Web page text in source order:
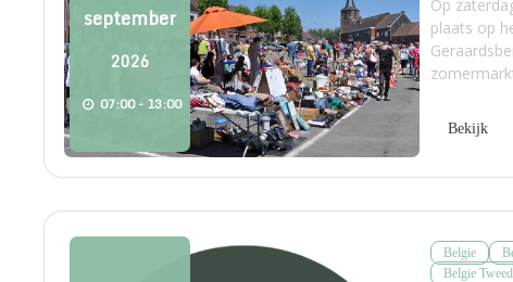
september
2026
07:00 - 13:00
Op
plaats op
Bekijk
Belgie
Belgie